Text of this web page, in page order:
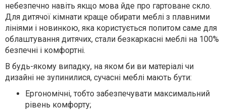
небезпечно навіть якщо мова йде про гартоване скло.
Для дитячої кімнати краще обирати меблі з плавними
лініями і новинкою, яка користується попитом саме для
облаштування дитячих, стали безкаркасні меблі на 100%
безпечні і комфортні.
В будь-якому випадку, на яком би ви матеріалі чи
дизайні не зупинилися, сучасні меблі мають бути:
Ергономічні, тобто забезпечувати максимальний
рівень комфорту;